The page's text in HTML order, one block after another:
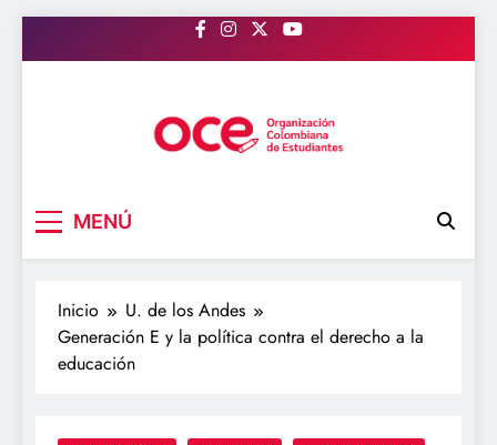
al
MENÚ
Inicio
U. de los Andes
Generación E y la política contra el derecho a la
educación